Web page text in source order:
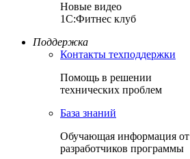
Новые видео
1С:Фитнес клуб
Поддержка
Контакты техподдержки
Помощь в решении
технических проблем
База знаний
Обучающая информация от
разработчиков программы